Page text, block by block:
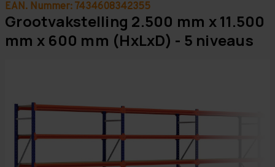
EAN. Nummer: 7434608342355
Grootvakstelling 2.500 mm x 11.500
mm x 600 mm (HxLxD) - 5 niveaus